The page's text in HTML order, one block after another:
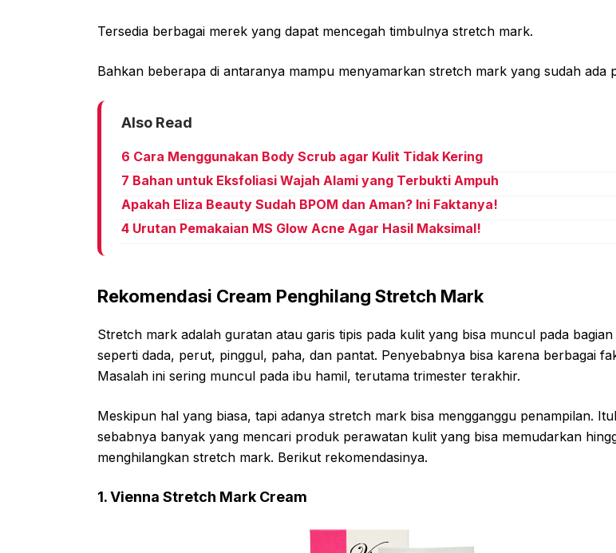
Tersedia berbagai merek yang dapat mencegah timbulnya stretch mark.
Bahkan beberapa di antaranya mampu menyamarkan stretch mark yang sudah ada
Also Read
6 Cara Menggunakan Body Scrub agar Kulit Tidak Kering
7 Bahan untuk Eksfoliasi Wajah Alami yang Terbukti Ampuh
Apakah Eliza Beauty Sudah BPOM dan Aman? Ini Faktanya!
4 Urutan Pemakaian MS Glow Acne Agar Hasil Maksimal!
Rekomendasi Cream Penghilang Stretch Mark
Stretch mark adalah guratan atau garis tipis pada kulit yang bisa muncul pada
seperti dada, perut, pinggul, paha, dan pantat. Penyebabnya bisa karena berbagai
Masalah ini sering muncul pada ibu hamil, terutama trimester terakhir.
Meskipun hal yang biasa, tapi adanya stretch mark bisa mengganggu penampilan.
sebabnya banyak yang mencari produk perawatan kulit yang bisa memudarkan
menghilangkan stretch mark. Berikut rekomendasinya.
1. Vienna Stretch Mark Cream